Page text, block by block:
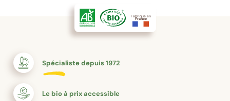
Fabriqué en
France
Spécialiste depuis 1972
Le bio à prix accessible